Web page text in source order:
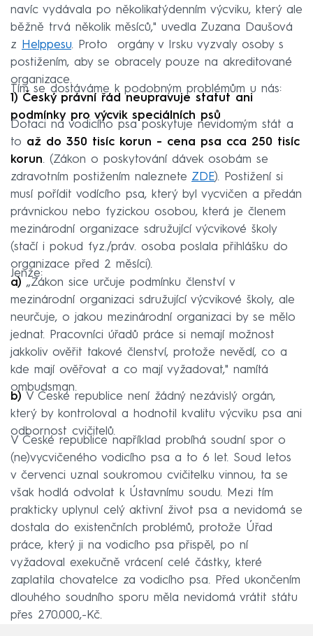
navíc vydávala po několikatýdenním výcviku, který ale
běžně trvá několik měsíců," uvedla Zuzana Daušová
z Helppesu. Proto orgány v Irsku vyzvaly osoby s
postižením, aby se obracely pouze na akreditované
organizace.
Tím se dostáváme k podobným problémům u nás:
1) Český právní řád neupravuje statut ani
podmínky pro výcvik speciálních psů
Dotaci na vodicího psa poskytuje nevidomým stát a
to až do 350 tisíc korun - cena psa cca 250 tisíc
korun. (Zákon o poskytování dávek osobám se
zdravotním postižením naleznete ZDE). Postižení si
musí pořídit vodícího psa, který byl vycvičen a předán
právnickou nebo fyzickou osobou, která je členem
mezinárodní organizace sdružující výcvikové školy
(stačí i pokud fyz./práv. osoba poslala přihlášku do
organizace před 2 měsíci).
Jenže:
a) „Zákon sice určuje podmínku členství v
mezinárodní organizaci sdružující výcvikové školy, ale
neurčuje, o jakou mezinárodní organizaci by se mělo
jednat. Pracovníci úřadů práce si nemají možnost
jakkoliv ověřit takové členství, protože nevědí, co a
kde mají ověřovat a co mají vyžadovat," namítá
ombudsman.
b) V České republice není žádný nezávislý orgán,
který by kontroloval a hodnotil kvalitu výcviku psa ani
odbornost cvičitelů.
V České republice například probíhá soudní spor o
(ne)vycvičeného vodicího psa a to 6 let. Soud letos
v červenci uznal soukromou cvičitelku vinnou, ta se
však hodlá odvolat k Ústavnímu soudu. Mezi tím
prakticky uplynul celý aktivní život psa a nevidomá se
dostala do existenčních problémů, protože Úřad
práce, který ji na vodicího psa přispěl, po ní
vyžadoval exekučně vrácení celé částky, které
zaplatila chovatelce za vodicího psa. Před ukončením
dlouhého soudního sporu měla nevidomá vrátit státu
přes 270.000,-Kč.